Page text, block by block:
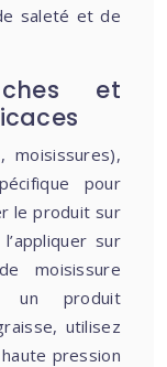
saleté et de
et
moisissures),
pour
le produit sur
sur
moisissure
un produit
utilisez
pression